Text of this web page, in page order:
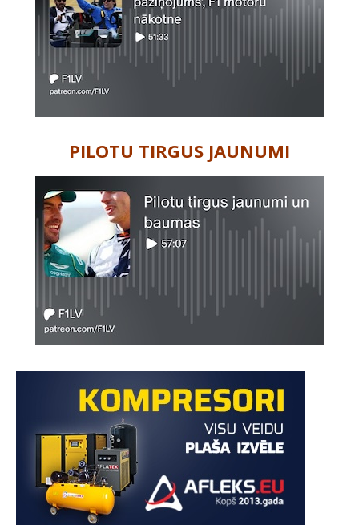
PILOTU TIRGUS JAUNUMI